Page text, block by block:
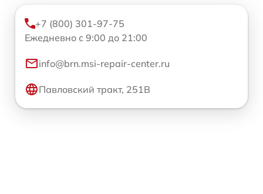
+7 (800) 301-97-75
Ежедневно с 9:00 до 21:00
info@brn.msi-repair-center.ru
Павловский тракт, 251В